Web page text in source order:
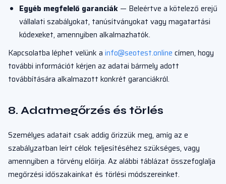
Egyéb megfelelő garanciák — Beleértve a kötelező erejű
vállalati szabályokat, tanúsítványokat vagy magatartási
kódexeket, amennyiben alkalmazhatók.
Kapcsolatba léphet velünk a info@seotest.online címen, hogy
további információt kérjen az adatai bármely adott
továbbítására alkalmazott konkrét garanciákról.
8. Adatmegőrzés és törlés
Személyes adatait csak addig őrizzük meg, amíg az e
szabályzatban leírt célok teljesítéséhez szükséges, vagy
amennyiben a törvény előírja. Az alábbi táblázat összefoglalja
megőrzési időszakainkat és törlési módszereinket.